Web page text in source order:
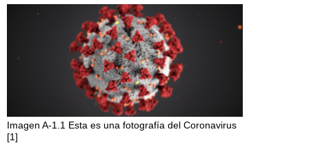
¿Desea
recuperación
de
Imagen A-1.1 Esta es una fotografía del Coronavirus
[1]